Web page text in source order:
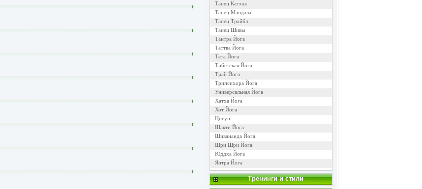
Танец Катхак
Танец Мандала
Танец Трайбл
Танец Шивы
Тантра Йога
Таттва Йога
Тета Йога
Тибетская Йога
Трай Йога
Трипсихора Йога
Универсальная Йога
Хатха Йога
Хот Йога
Цигун
Шакти Йога
Шивананда Йога
Шри Шри Йога
Юддха Йога
Янтра Йога
Тренинги и стили